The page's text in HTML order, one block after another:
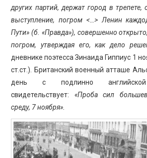
других партий, держат город в трепете,
выступление, погром <…> Ленин
Пути» (б. «Правда»), совер­шенно
погром, утверждая его, как дело
дневнике поэтесса Зинаида Гиппиус 1
ст.ст.). Британский военный атташе
день с подлинно английской
свидетельствует: «Проба сил
среду, 7 ноября».